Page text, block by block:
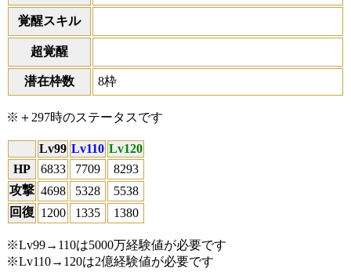
覚醒スキル
超覚醒
潜在枠数 8枠
※＋297時のステータスです
Lv99 Lv110 Lv120
HP
6833 7709
8293
攻撃 4698 5328
5538
回復 1200 1335 1380
※Lv99→110は5000万経験値が必要です
※Lv110→120は2億経験値が必要です